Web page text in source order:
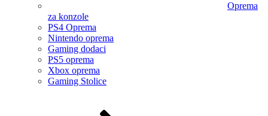
Oprema
za konzole
PS4 Oprema
Nintendo oprema
Gaming dodaci
PS5 oprema
Xbox oprema
Gaming Stolice